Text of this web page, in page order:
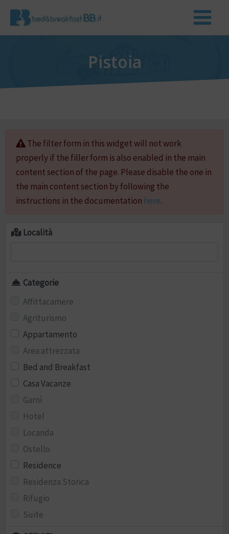
Pistoia
The filter form in this widget will not work
properly if the filler form is also enabled in the main
content section of the page. Please disable the one in
the main content section by following the
instructions in the documentation here.
Località
Categorie
Affittacamere
Agriturismo
Appartamento
Area attrezzata
Bed and Breakfast
Casa Vacanze
Garnì
Hotel
Locanda
Ostello
Residence
Residenza Storica
Rifugio
Suite